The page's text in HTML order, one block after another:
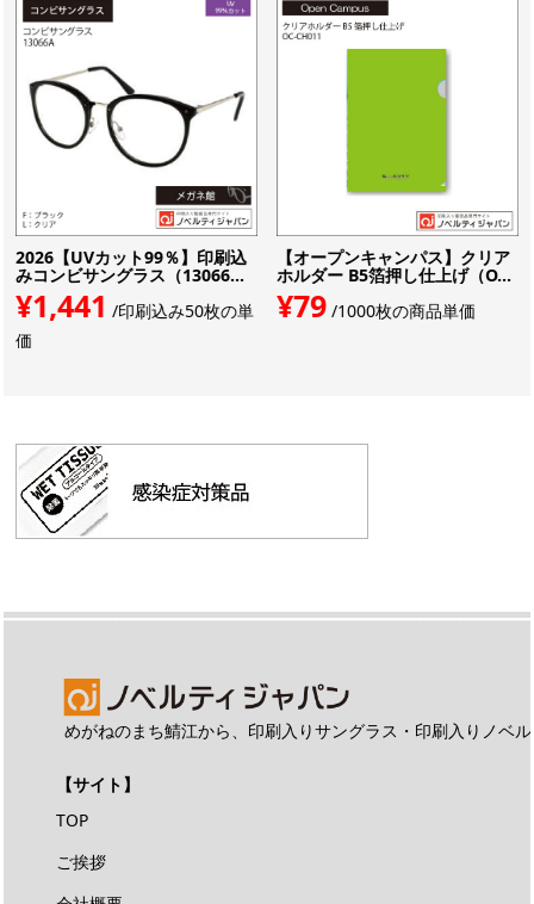
2026【UVカット99％】印刷込
みコンビサングラス（13066...
¥1,441 /印刷込み50枚の単
価
【オープンキャンパス】クリア
ホルダー B5箔押し仕上げ（O...
¥79/1000枚の商品単価
めがねのまち鯖江から、印刷入りサングラス・印刷入りノベ
【サイト】
TOP
ご挨拶